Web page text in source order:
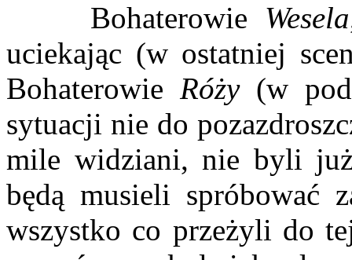
Bohaterowie Wesela
uciekając (w ostatniej
Bohaterowie Róży (w
sytuacji nie do
mile widziani, nie byli
będą musieli spróbować
wszystko co przeżyli do